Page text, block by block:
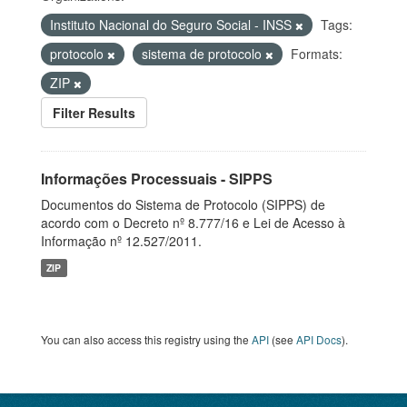
Instituto Nacional do Seguro Social - INSS
Tags:
protocolo
sistema de protocolo
Formats:
ZIP
Filter Results
Informações Processuais - SIPPS
Documentos do Sistema de Protocolo (SIPPS) de
acordo com o Decreto nº 8.777/16 e Lei de Acesso à
Informação nº 12.527/2011.
ZIP
You can also access this registry using the API (see API Docs).